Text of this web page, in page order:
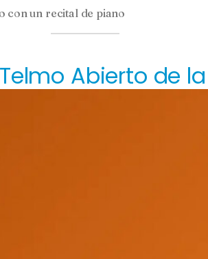
con un recital de piano
Abierto de